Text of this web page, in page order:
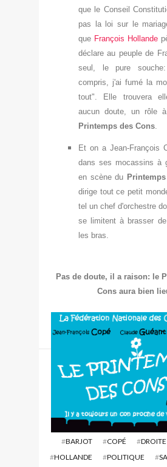
que le Conseil Constitu
pas la loi sur le
que François Hollande
déclare au peuple de
seul, le pure
compris, j'ai fumé la
tout". Elle trouvera
aucun doute, un rôle
Printemps des Cons
Et on a Jean-François
dans ses mocassins à
en scène du Pr
dirige tout ce petit
tel un chef d'orchestre d
se limitent à brasser
les bras.
Pas de doute, il a raison: le
Cons aura bien l
#BARJOT #COPÉ #DROITE
#HOLLANDE #POLITIQUE #